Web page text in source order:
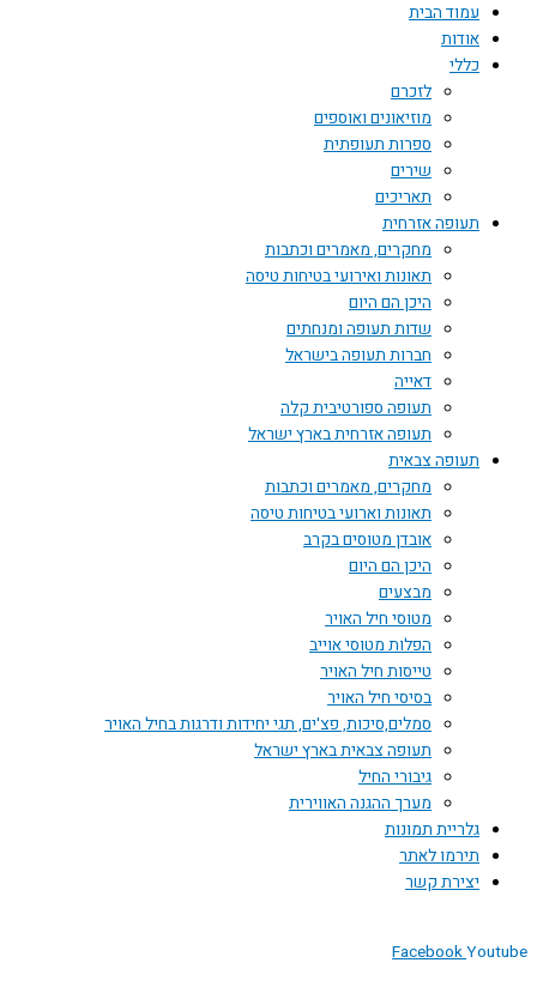
עמוד הבית
אודות
כללי
לזכרם
מוזיאונים ואוספים
ספרות תעופתית
שירים
תאריכים
תעופה אזרחית
מחקרים, מאמרים וכתבות
תאונות ואירועי בטיחות טיסה
היכן הם היום
שדות תעופה ומנחתים
חברות תעופה בישראל
דאייה
תעופה ספורטיבית קלה
תעופה אזרחית בארץ ישראל
תעופה צבאית
מחקרים, מאמרים וכתבות
תאונות וארועי בטיחות טיסה
אובדן מטוסים בקרב
היכן הם היום
מבצעים
מטוסי חיל האויר
הפלות מטוסי אוייב
טייסות חיל האויר
בסיסי חיל האויר
סמלים,סיכות, פצ'ים, תגי יחידות ודרגות בחיל האויר
תעופה צבאית בארץ ישראל
גיבורי החיל
מערך ההגנה האווירית
גלריית תמונות
תירמו לאתר
יצירת קשר
FacebookYoutube